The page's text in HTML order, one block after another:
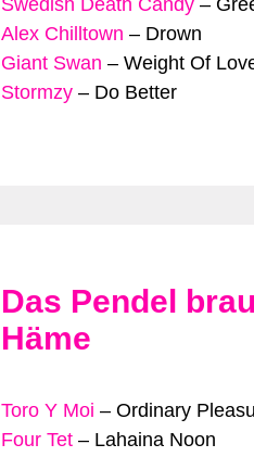
Swedish Death Candy –
Alex Chilltown – Drown
Giant Swan – Weight Of
Stormzy – Do Better
Das Pendel
Häme
Toro Y Moi – Ordinary
Four Tet – Lahaina Noon